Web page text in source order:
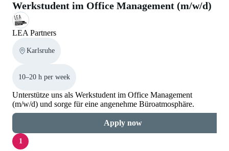
Werkstudent im Office Management (m/w/d)
LEA Partners
Karlsruhe
10–20 h per week
Unterstütze uns als Werkstudent im Office Management
(m/w/d) und sorge für eine angenehme Büroatmosphäre.
Apply now
1